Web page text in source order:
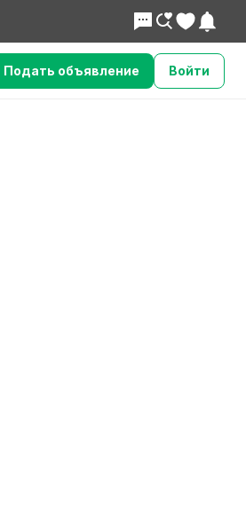
Подать объявление Войти